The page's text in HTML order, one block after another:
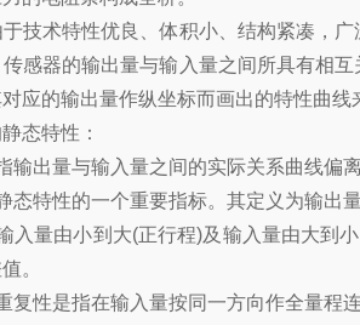
术特性优良、体积小、结构紧凑，广
感器的输出量与输入量之间所具有相
应的输出量作纵坐标而画出的特性曲线
态特性：
出量与输入量之间的实际关系曲线偏离
特性的一个重要指标。其定义为输出
量由小到大(正行程)及输入量由大到小
。
性是指在输入量按同一方向作全量程